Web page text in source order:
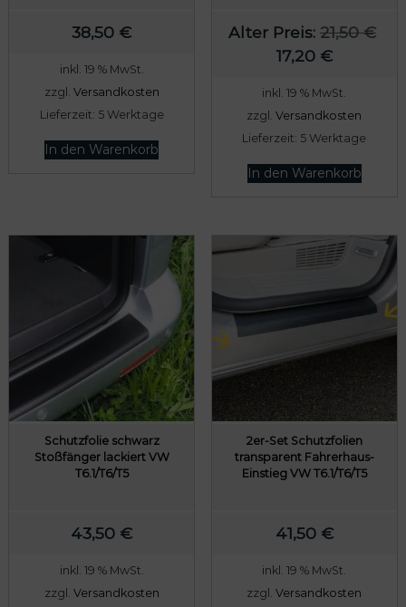
38,50 €
inkl. 19 % MwSt.
zzgl. Versandkosten
Lieferzeit: 5 Werktage
In den Warenkorb
Alter Preis: 21,50€
i
c
h
e
r
17,20 €A
t
u
e
l
r
P
r
s
t
:
1
,
0
inkl. 19 % MwSt.
zzgl.Versandkosten
Lieferzeit: 5 Werktage
In den Warenkorb
Schutzfolie schwarz
Stoßfänger lackiert VW
T6.1/T6/T5
43,50 €
inkl. 19 % MwSt.
zzgl. Versandkosten
2er-Set Schutzfolien
transparent Fahrerhaus-
Einstieg VW T6.1/T6/T5
41,50 €
inkl. 19 % MwSt.
zzgl.Versandkosten